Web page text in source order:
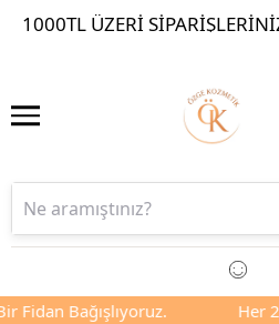
1000TL ÜZERI
Fidan Bağışlıyoruz. Her